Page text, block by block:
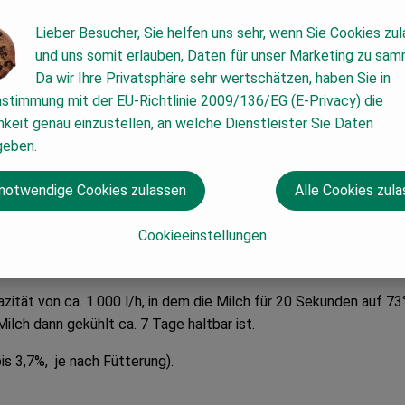
zu Vollmilch, Quark und Naturjoghurt verarbeitet. Um
es uns, Ihnen absolut frische Milch zu liefern.
gelangt die Milch in einen großen, gekühlten Behälter.
Sekunden auf 73°C. Danach wird die Milch in saubere
abgefüllte Milch für unsere Ökokisten.
Ihnen hochwertige, frische Milch.
so unverändert wie möglich zu lassen und
Rühren die Struktur der enthaltenen Fette beschädigt.
von ca. 1.000 l/h, in dem die Milch für 20 Sekunden auf
dann gekühlt ca. 7 Tage haltbar ist.
3,7%, je nach Fütterung).
Lieber Besucher, Sie helfen uns sehr, wenn Sie Cookies
und uns somit erlauben, Daten für unser Marketing zu
Da wir Ihre Privatsphäre sehr wertschätzen, haben Sie in
mit der EU-Richtlinie 2009/136/EG (E-Privacy) die
genau einzustellen, an welche Dienstleister Sie Daten
Cookieeinstellungen
Cookies zulassen Alle Cookies